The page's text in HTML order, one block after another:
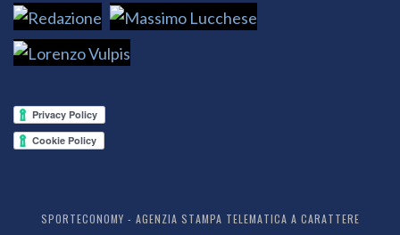
SPORTECONOMY - AGENZIA STAMPA TELEMATICA A CARATTERE